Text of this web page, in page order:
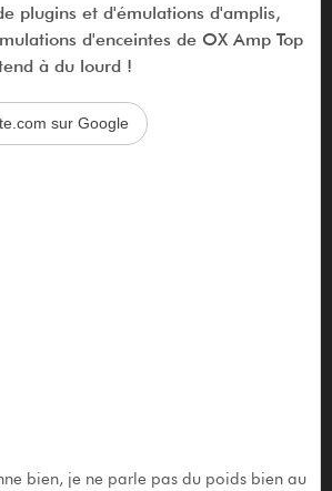
plugins et d'émulations d'amplis,
d'enceintes de OX Amp Top
à du lourd !
sur Google
bien, je ne parle pas du poids bien au